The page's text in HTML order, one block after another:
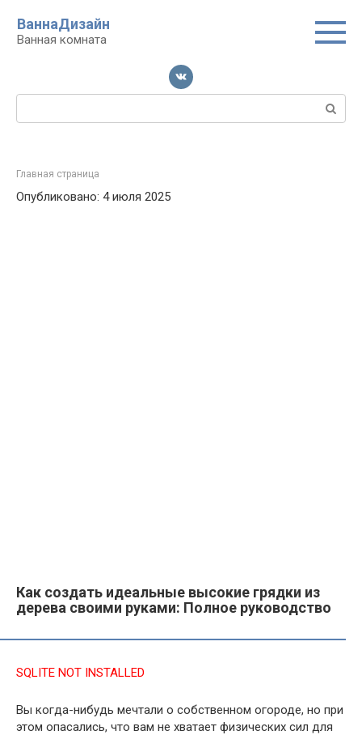
контенту
ВаннаДизайн
Ванная комната
Поиск:
Главная страница
Опубликовано: 4 июля 2025
Как создать идеальные высокие грядки из
дерева своими руками: Полное руководство
SQLITE NOT INSTALLED
Вы когда-нибудь мечтали о собственном огороде, но при
этом опасались, что вам не хватает физических сил для